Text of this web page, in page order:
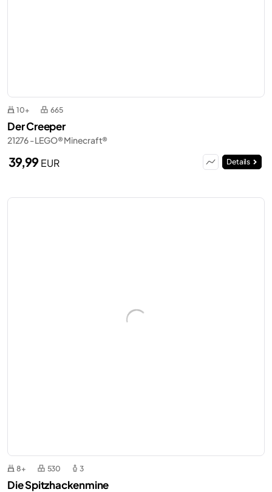
10+ 665
Der Creeper
21276 - LEGO® Minecraft®
39,99EUR Details
8+ 530 3
Die Spitzhackenmine